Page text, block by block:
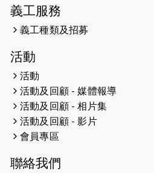
2026-04-23
2026-04-19
2026-04-16
猛龍長跑隊恆
（19:00開始）
2026-04-12
義工服務
義工種類及招募
活動
活動
活動及回顧 - 媒體報導
活動及回顧 - 相片集
活動及回顧 - 影片
會員專區
聯絡我們